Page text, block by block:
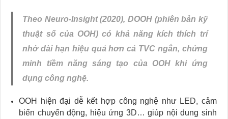
Theo Neuro-Insight (2020), DOOH (phiên bản kỹ
thuật số của OOH) có khả năng kích thích trí
nhớ dài hạn hiệu quả hơn cả TVC ngắn, chứng
minh tiềm năng sáng tạo của OOH khi ứng
dụng công nghệ.
OOH hiện đại dễ kết hợp công nghệ như LED, cảm
biến chuyển động, hiệu ứng 3D… giúp nội dung sinh